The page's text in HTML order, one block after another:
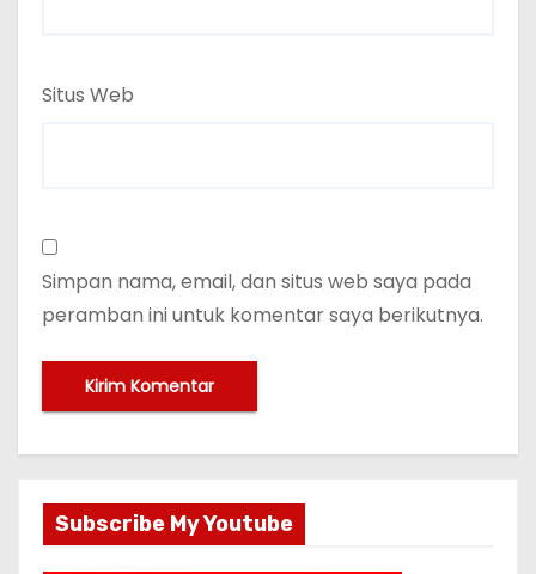
Situs Web
Simpan nama, email, dan situs web saya pada
peramban ini untuk komentar saya berikutnya.
Subscribe My Youtube